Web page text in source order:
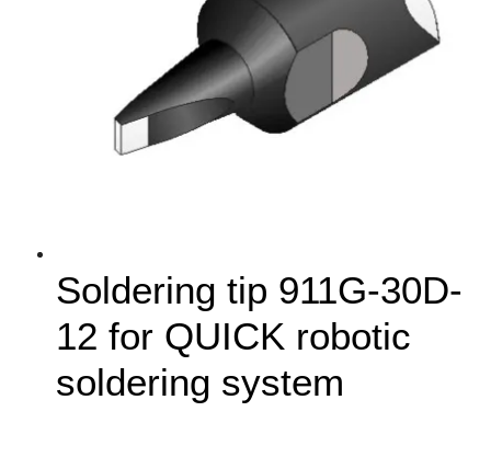
Soldering tip 911G-30D-
12 for QUICK robotic
soldering system